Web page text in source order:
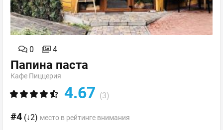
0 4
Папина паста
Кафе Пиццерия
4.67 (3)
#4 (↓2) место в рейтинге внимания